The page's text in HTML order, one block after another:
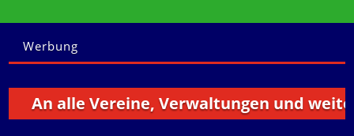
Werbung
alle Vereine, Verwaltungen und weitere